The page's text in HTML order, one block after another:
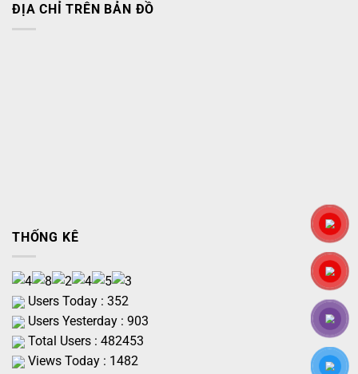
ĐỊA CHỈ TRÊN BẢN ĐỒ
THỐNG KÊ
Users Today : 352
Users Yesterday : 903
Total Users : 482453
Views Today : 1482